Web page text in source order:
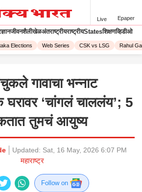
Live Epaper
जीवनशैलीखेळअंतराष्ट्रीयराष्ट्रीयStatesशिक्षणव्हिडीओ
Elections Web Series CSK vs LSG Rahul
गावाचा भन्नाट
घरावर ‘चांगलं चाललंय’; 5
तुमचं आयुष्य
Updated: Sat, 16 May, 2026 6:07 PM
महाराष्ट्र
Follow on